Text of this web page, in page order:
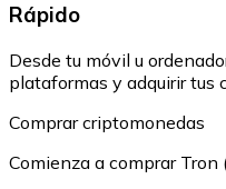
Rápido
Desde tu móvil u
plataformas y adquirir tus
Comprar criptomonedas
Comienza a comprar Tron